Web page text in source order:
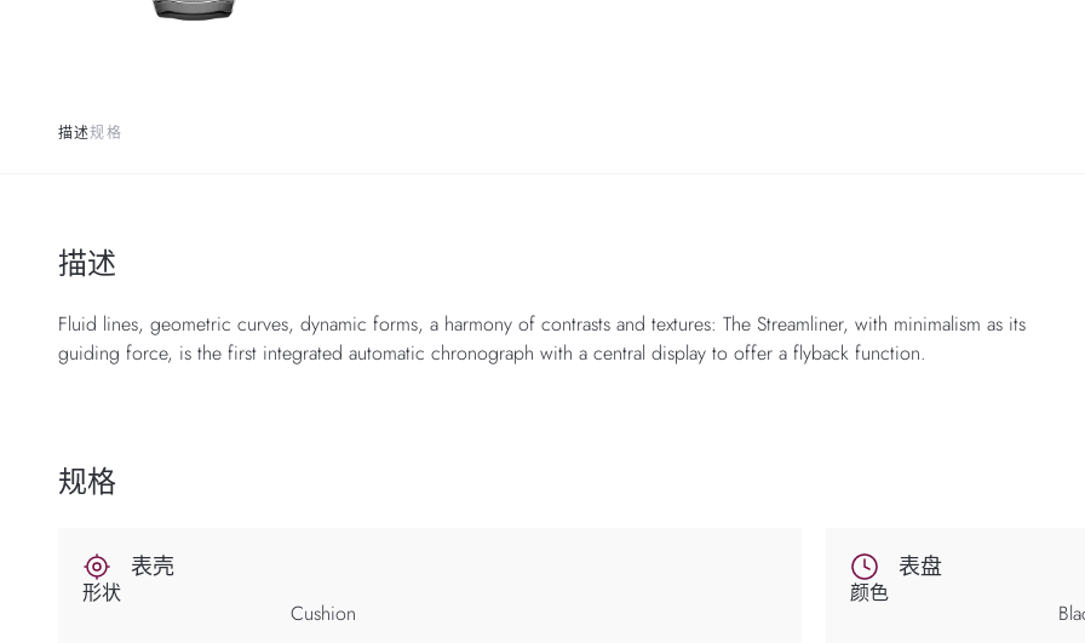
描述规格
描述
Fluid lines, geometric curves, dynamic forms, a harmony of contrasts and textures: The Streamliner, with minimalism as its
guiding force, is the first integrated automatic chronograph with a central display to offer a flyback function.
规格
表壳
形状
Cushion
表盘
颜色